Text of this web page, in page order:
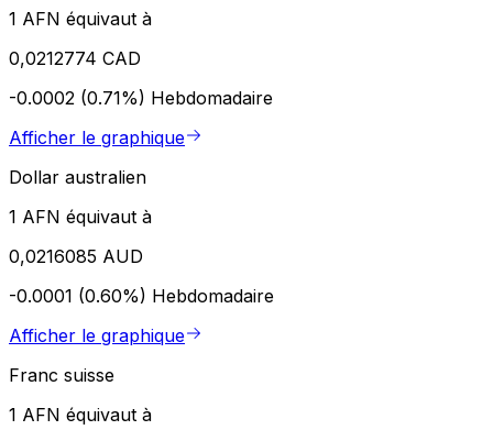
1 AFN équivaut à
0,0212774 CAD
-0.0002 (0.71%) Hebdomadaire
Afficher le graphique
Dollar australien
1 AFN équivaut à
0,0216085 AUD
-0.0001 (0.60%) Hebdomadaire
Afficher le graphique
Franc suisse
1 AFN équivaut à